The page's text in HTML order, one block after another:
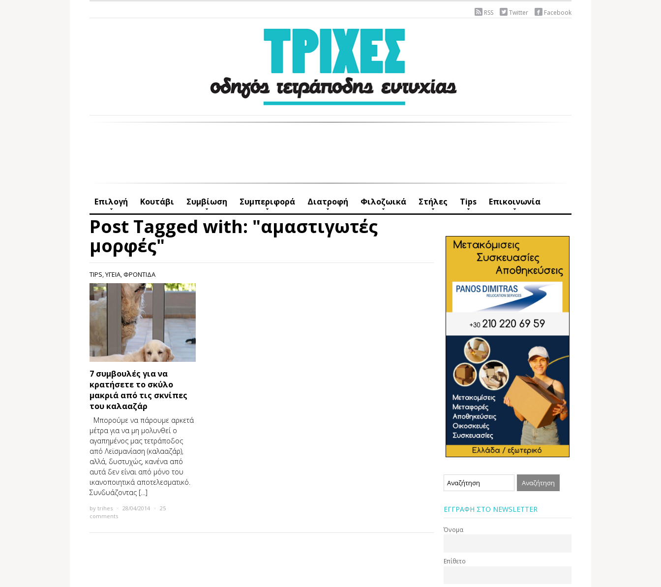
RSS Twitter Facebook
Επιλογή Κουτάβι Συμβίωση Συμπεριφορά Διατροφή Φιλοζωικά Στήλες Tips Επικοινωνία
Post Tagged with: "αμαστιγωτές
μορφές"
TIPS,ΥΓΕΙΑ,ΦΡΟΝΤΙΔΑ
7 συμβουλές για να
κρατήσετε το σκύλο
μακριά από τις σκνίπες
του καλααζάρ
Μπορούμε να πάρουμε αρκετά
μέτρα για να μη μολυνθεί ο
αγαπημένος μας τετράποδος
από Λεϊσμανίαση (καλααζάρ),
αλλά, δυστυχώς, κανένα από
αυτά δεν είναι από μόνο του
ικανοποιητικά αποτελεσματικό.
Συνδυάζοντας […]
by trihes 28/04/2014
25
comments
ΕΓΓΡΑΦΗ ΣΤΟ NEWSLETTER
Όνομα
Επίθετο